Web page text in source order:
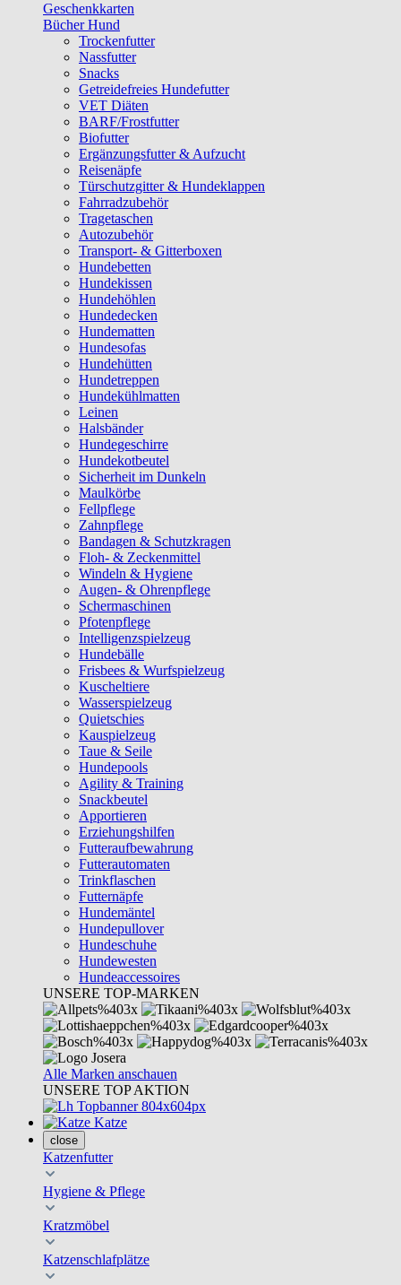
Geschenkkarten
Bücher Hund
Trockenfutter
Nassfutter
Snacks
Getreidefreies Hundefutter
VET Diäten
BARF/Frostfutter
Biofutter
Ergänzungsfutter & Aufzucht
Reisenäpfe
Türschutzgitter & Hundeklappen
Fahrradzubehör
Tragetaschen
Autozubehör
Transport- & Gitterboxen
Hundebetten
Hundekissen
Hundehöhlen
Hundedecken
Hundematten
Hundesofas
Hundehütten
Hundetreppen
Hundekühlmatten
Leinen
Halsbänder
Hundegeschirre
Hundekotbeutel
Sicherheit im Dunkeln
Maulkörbe
Fellpflege
Zahnpflege
Bandagen & Schutzkragen
Floh- & Zeckenmittel
Windeln & Hygiene
Augen- & Ohrenpflege
Schermaschinen
Pfotenpflege
Intelligenzspielzeug
Hundebälle
Frisbees & Wurfspielzeug
Kuscheltiere
Wasserspielzeug
Quietschies
Kauspielzeug
Taue & Seile
Hundepools
Agility & Training
Snackbeutel
Apportieren
Erziehungshilfen
Futteraufbewahrung
Futterautomaten
Trinkflaschen
Futternäpfe
Hundemäntel
Hundepullover
Hundeschuhe
Hundewesten
Hundeaccessoires
UNSERE TOP-MARKEN
Alle Marken anschauen
UNSERE TOP AKTION
Katze
close
Katzenfutter
Hygiene & Pflege
Kratzmöbel
Katzenschlafplätze